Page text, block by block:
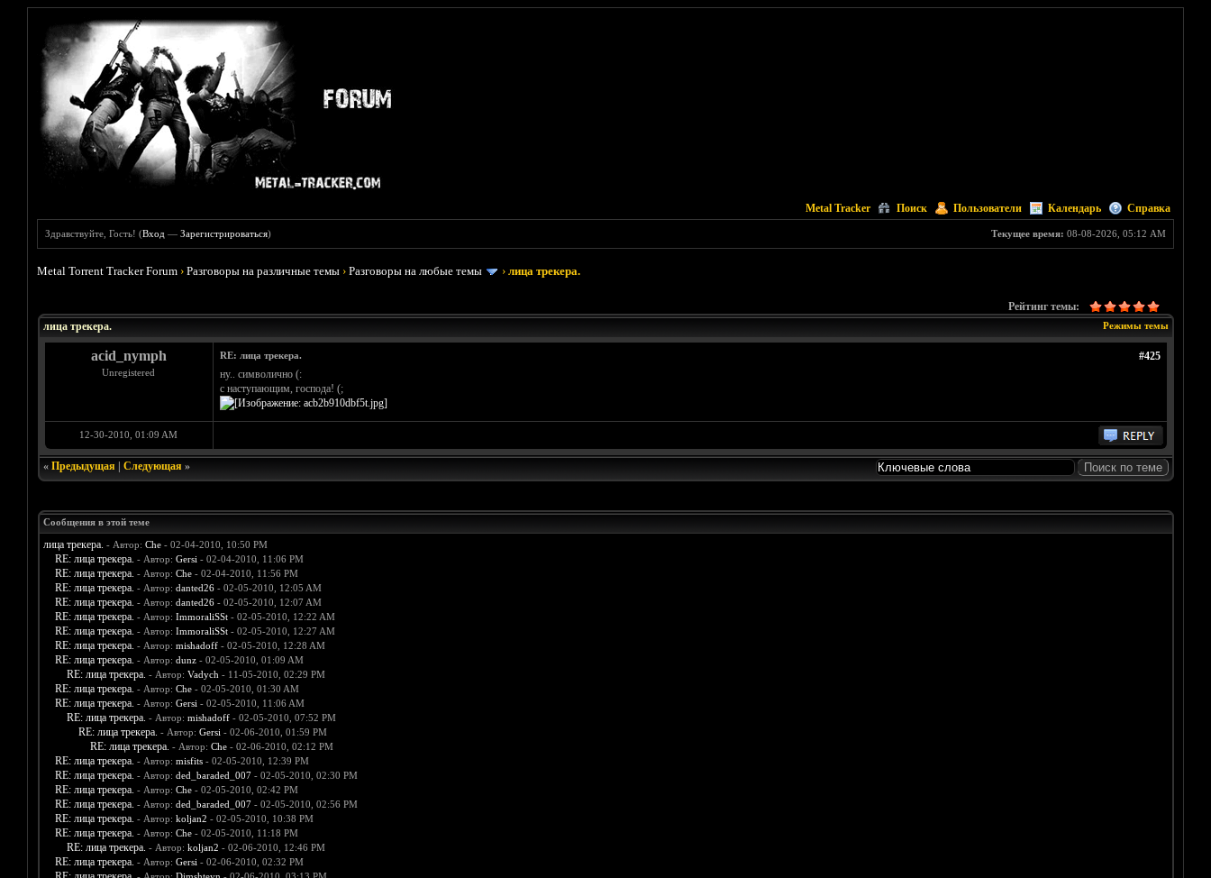
Metal Tracker Поиск Пользователи Календарь Справка
Текущее время: 08-08-2026, 05:12 AM
Здравствуйте, Гость! (Вход —Зарегистрироваться)
Metal Torrent Tracker Forum ›Разговоры на различные темы ›Разговоры на любые темы ›лица трекера.
Рейтинг темы:
Режимы темы
лица трекера.
acid_nymph
Unregistered
#425
RE: лица трекера.
ну.. символично (:
с наступающим, господа! (;
12-30-2010, 01:09 AM
« Предыдущая| Следующая»
Сообщения в этой теме
лица трекера. - Автор: Che- 02-04-2010, 10:50 PM
RE: лица трекера. - Автор: Gersi - 02-04-2010, 11:06 PM
RE: лица трекера. - Автор: Che- 02-04-2010, 11:56 PM
RE: лица трекера. - Автор: danted26- 02-05-2010, 12:05 AM
RE: лица трекера. - Автор: danted26- 02-05-2010, 12:07 AM
RE: лица трекера. - Автор: ImmoraliSSt- 02-05-2010, 12:22 AM
RE: лица трекера. - Автор: ImmoraliSSt- 02-05-2010, 12:27 AM
RE: лица трекера. - Автор: mishadoff- 02-05-2010, 12:28 AM
RE: лица трекера. - Автор: dunz- 02-05-2010, 01:09 AM
RE: лица трекера. - Автор: Vadych - 11-05-2010, 02:29 PM
RE: лица трекера. - Автор: Che- 02-05-2010, 01:30 AM
RE: лица трекера. - Автор: Gersi - 02-05-2010, 11:06 AM
RE: лица трекера. - Автор: mishadoff- 02-05-2010, 07:52 PM
RE: лица трекера. - Автор: Gersi - 02-06-2010, 01:59 PM
RE: лица трекера. - Автор: Che- 02-06-2010, 02:12 PM
RE: лица трекера. - Автор: misfits- 02-05-2010, 12:39 PM
RE: лица трекера. - Автор: ded_baraded_007- 02-05-2010, 02:30 PM
RE: лица трекера. - Автор: Che- 02-05-2010, 02:42 PM
RE: лица трекера. - Автор: ded_baraded_007- 02-05-2010, 02:56 PM
RE: лица трекера. - Автор: koljan2 - 02-05-2010, 10:38 PM
RE: лица трекера. - Автор: Che- 02-05-2010, 11:18 PM
RE: лица трекера. - Автор: koljan2 - 02-06-2010, 12:46 PM
RE: лица трекера. - Автор: Gersi - 02-06-2010, 02:32 PM